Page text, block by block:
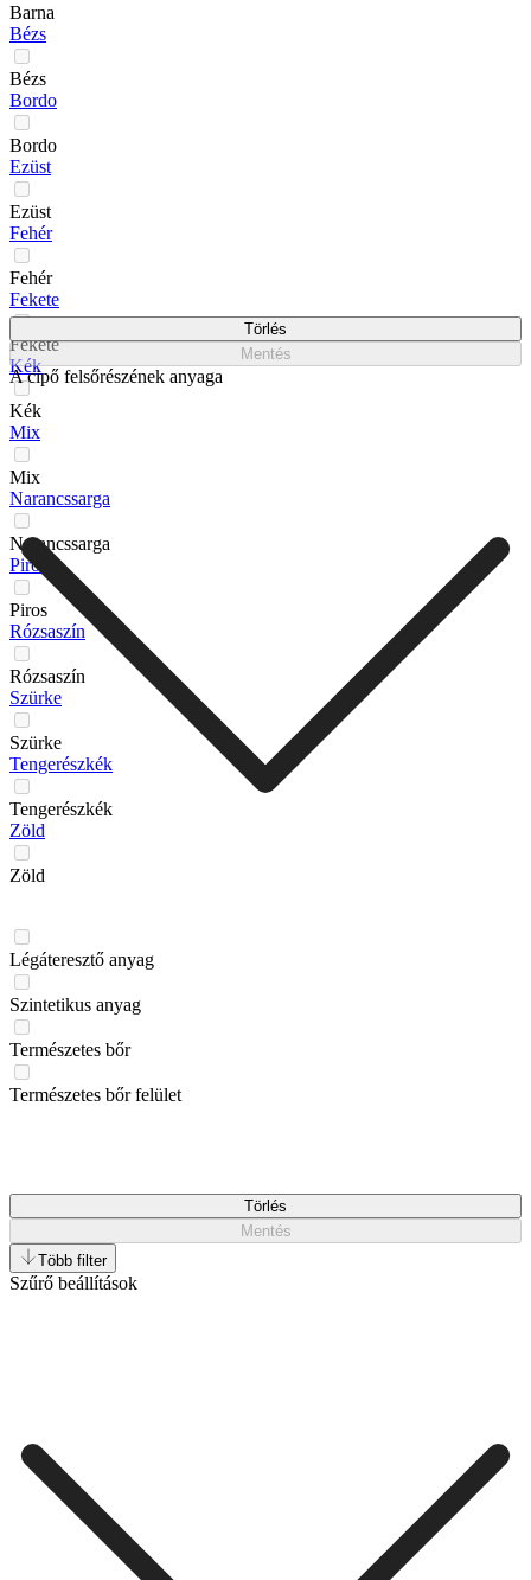
Barna
Bézs
Bézs
Bordo
Bordo
Ezüst
Ezüst
Fehér
Fehér
Fekete
Fekete
Kék
Kék
Mix
Mix
Narancssarga
Narancssarga
Piros
Piros
Rózsaszín
Rózsaszín
Szürke
Szürke
Tengerészkék
Tengerészkék
Zöld
Zöld
Törlés
Mentés
A cipő felsőrészének anyaga
Légáteresztő anyag
Szintetikus anyag
Természetes bőr
Természetes bőr felület
Törlés
Mentés
Több filter
Szűrő beállítások